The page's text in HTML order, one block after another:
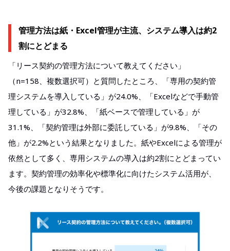
管理方法は紙・Excel管理が主流、システム導入は約2
割にとどまる​
「リース契約の管理方法について教えてください」
（n=158、複数選択可）と質問したところ、「専用の契約管
理システムを導入している」が24.0%、「Excelなどで手動管
理している」が32.8%、「紙ベースで管理している」が
31.1%、「契約管理は外部に委託している」が9.8%、「その
他」が2.2%という結果となりました。紙やExcelによる管理が
依然として多く、専用システムの導入は約2割にとどまってい
ます。契約管理の効率化や標準化に向けたシステム活用が、
今後の課題となりそうです。​